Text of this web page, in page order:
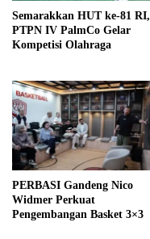
Semarakkan HUT ke-81 RI,
PTPN IV PalmCo Gelar
Kompetisi Olahraga
PERBASI Gandeng Nico
Widmer Perkuat
Pengembangan Basket 3×3